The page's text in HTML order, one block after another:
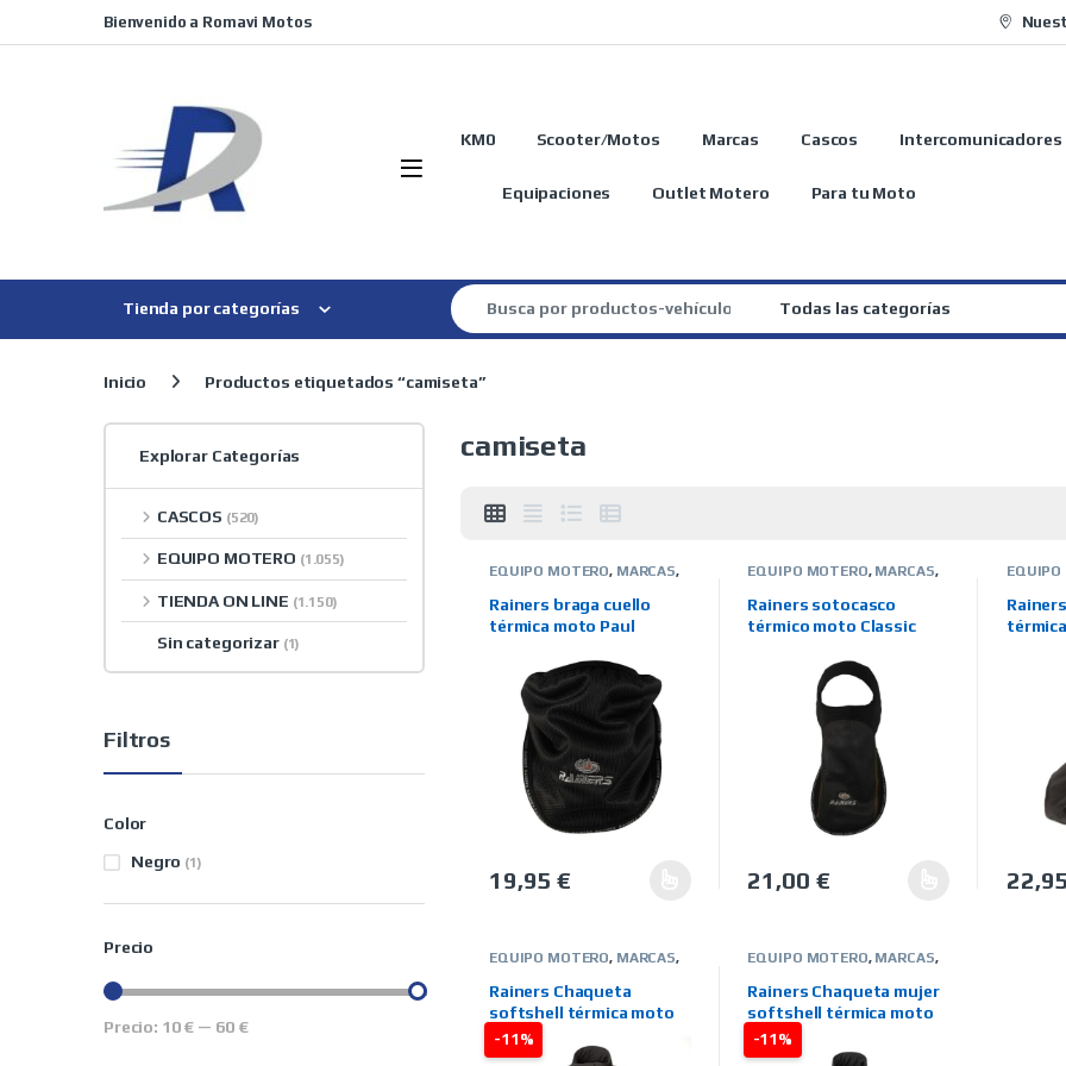
Bienvenido a Romavi Motos
KM0 Scooter/Motos Marcas Cascos Intercomunicadores
Equipaciones Outlet Motero Para tu Moto
Tienda por categorías
Search for:
Inicio Productos etiquetados “camiseta”
camiseta
EQUIPO MOTERO, MARCAS,
TERMICOS/IMPERMEABLES
TIENDA ON LINE
Rainers braga cuello
térmica moto Paul
19,95€
Este producto tiene múltiples variantes. Las opciones se pueden elegir
EQUIPO MOTERO, MARCAS,
TERMICOS/IMPERMEABLES
TIENDA ON LINE
Rainers sotocasco
térmico moto Classic
21,00 €
Este producto tiene múltiples
EQUIPO
TIENDA
Este
-11%
EQUIPO MOTERO, MARCAS,
TERMICOS/IMPERMEABLES
TIENDA ON LINE
Rainers Chaqueta
softshell térmica moto
Leo
-11%
EQUIPO MOTERO, MARCAS,
TERMICOS/IMPERMEABLES,
TIENDA ON LINE
Rainers Chaqueta mujer
softshell térmica moto
April
Explorar Categorías
CASCOS (520)
EQUIPO MOTERO (1.055)
TIENDA ON LINE (1.150)
Sin categorizar (1)
Filtros
Color
Negro (1)
Precio
Precio mínimo
Precio máximo
Precio: 10 € — 60 €